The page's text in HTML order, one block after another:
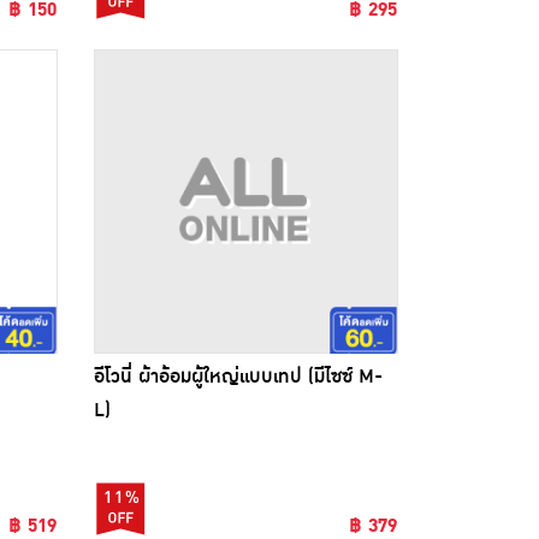
฿ 150 ฿ 295
฿ 519
อีโวนี่ ผ้าอ้อมผู้ใหญ่แบบเทป (มีไซซ์ M-
L)
11%
฿ 379